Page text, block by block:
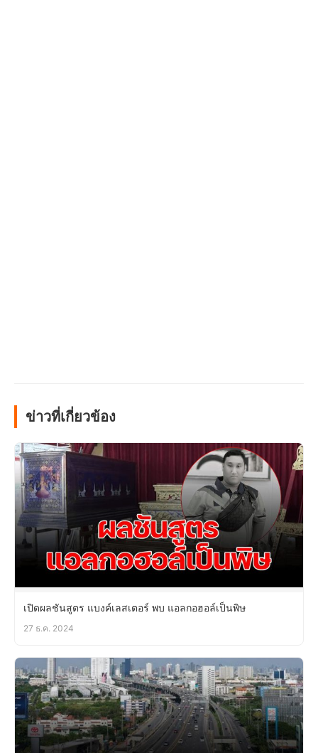
ข่าวที่เกี่ยวข้อง
เปิดผลชันสูตร แบงค์เลสเตอร์ พบ แอลกอฮอล์เป็นพิษ
27 ธ.ค. 2024